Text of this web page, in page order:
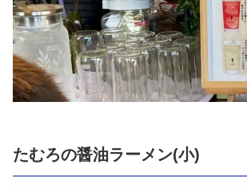
たむろの醤油ラーメン(小)